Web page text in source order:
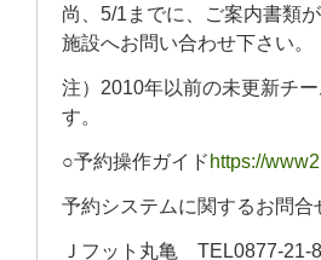
尚、5/1までに、ご案内書類
施設へお問い合わせ下さい。
注）2010年以前の未更新チ
す。
○予約操作ガイドhttps://
予約システムに関するお問合
Ｊフット丸亀 TEL0877-21-